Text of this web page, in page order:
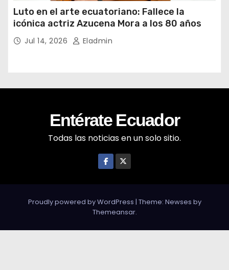
Luto en el arte ecuatoriano: Fallece la
icónica actriz Azucena Mora a los 80 años
Jul 14, 2026 Eladmin
Entérate Ecuador
Todas las noticias en un solo sitio.
Proudly powered by WordPress | Theme: Newses by
Themeansar.